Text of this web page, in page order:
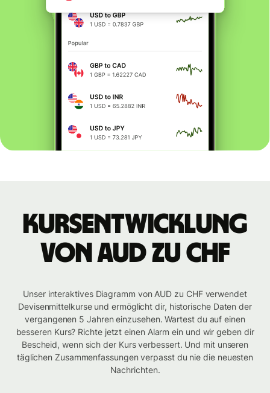
Kursentwicklung
von AUD zu CHF
Unser interaktives Diagramm von AUD zu CHF verwendet
Devisenmittelkurse und ermöglicht dir, historische Daten der
vergangenen 5 Jahren einzusehen. Wartest du auf einen
besseren Kurs? Richte jetzt einen Alarm ein und wir geben dir
Bescheid, wenn sich der Kurs verbessert. Und mit unseren
täglichen Zusammenfassungen verpasst du nie die neuesten
Nachrichten.